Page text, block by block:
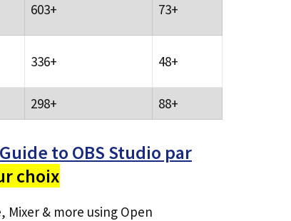
603+ 73+
336+ 48+
298+ 88+
to OBS Studio par
choix
Mixer & more using Open